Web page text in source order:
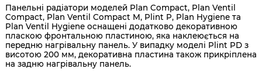
Панельні радіатори моделей Plan Compact, Plan Ventil
Compact, Plan Ventil Compact M, Plint P, Plan Hygiene та
Plan Ventil Hygiene оснащені додатково декоративною
пласкою фронтальною пластиною, яка наклеюється на
передню нагрівальну панель. У випадку моделі Plint PD з
висотою 200 мм, декоративна пластина також прикріплена
на задню нагрівальну панель.